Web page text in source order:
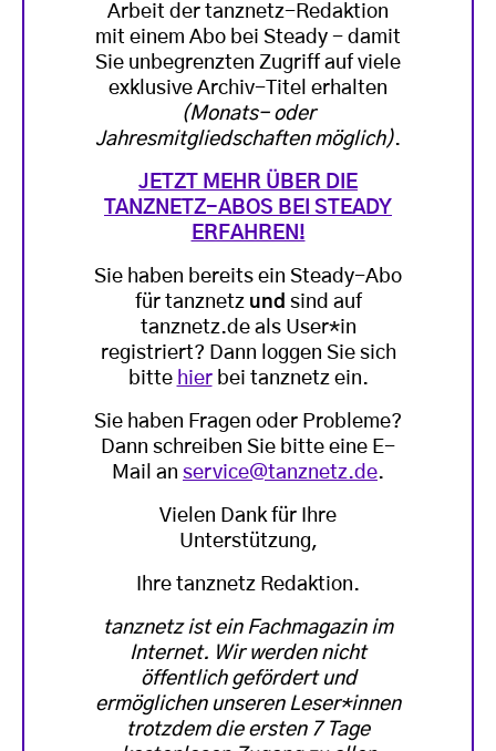
Arbeit der tanznetz-Redaktion
mit einem Abo bei Steady - damit
Sie unbegrenzten Zugriff auf viele
exklusive Archiv-Titel erhalten
(Monats- oder
Jahresmitgliedschaften möglich).
JETZT MEHR ÜBER DIE
TANZNETZ-ABOS BEI STEADY
ERFAHREN!
Sie haben bereits ein Steady-Abo
für tanznetz und sind auf
tanznetz.de als User*in
registriert? Dann loggen Sie sich
bitte hierbei tanznetz ein.
Sie haben Fragen oder Probleme?
Dann schreiben Sie bitte eine E-
Mail an service@tanznetz.de.
Vielen Dank für Ihre
Unterstützung,
Ihre tanznetz Redaktion.
tanznetz ist ein Fachmagazin im
Internet. Wir werden nicht
öffentlich gefördert und
ermöglichen unseren Leser*innen
trotzdem die ersten 7 Tage